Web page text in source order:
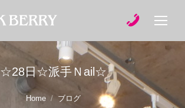
☆28日☆派手Ｎail☆
Home ブログ